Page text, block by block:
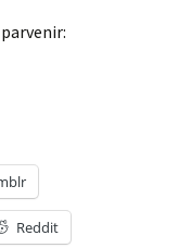
Reddit